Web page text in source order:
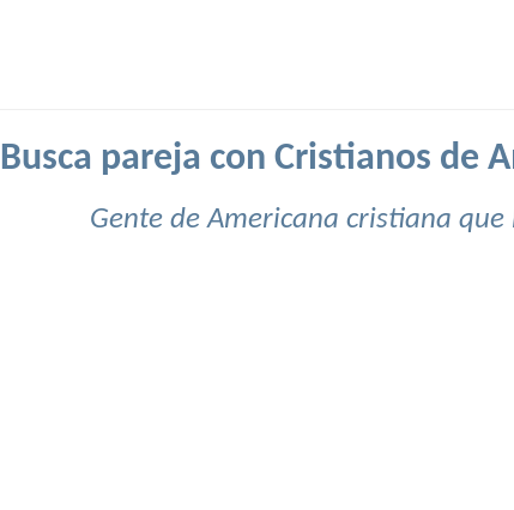
Busca pareja con Cristianos de
Gente de Americana cristiana que